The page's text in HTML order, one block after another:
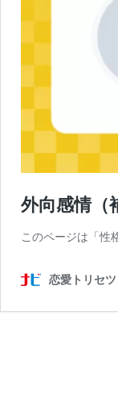
外向感情（
このページは「性
恋愛トリセ